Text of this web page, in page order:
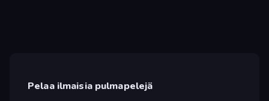
Pelaa ilmaisia pulmapelejä